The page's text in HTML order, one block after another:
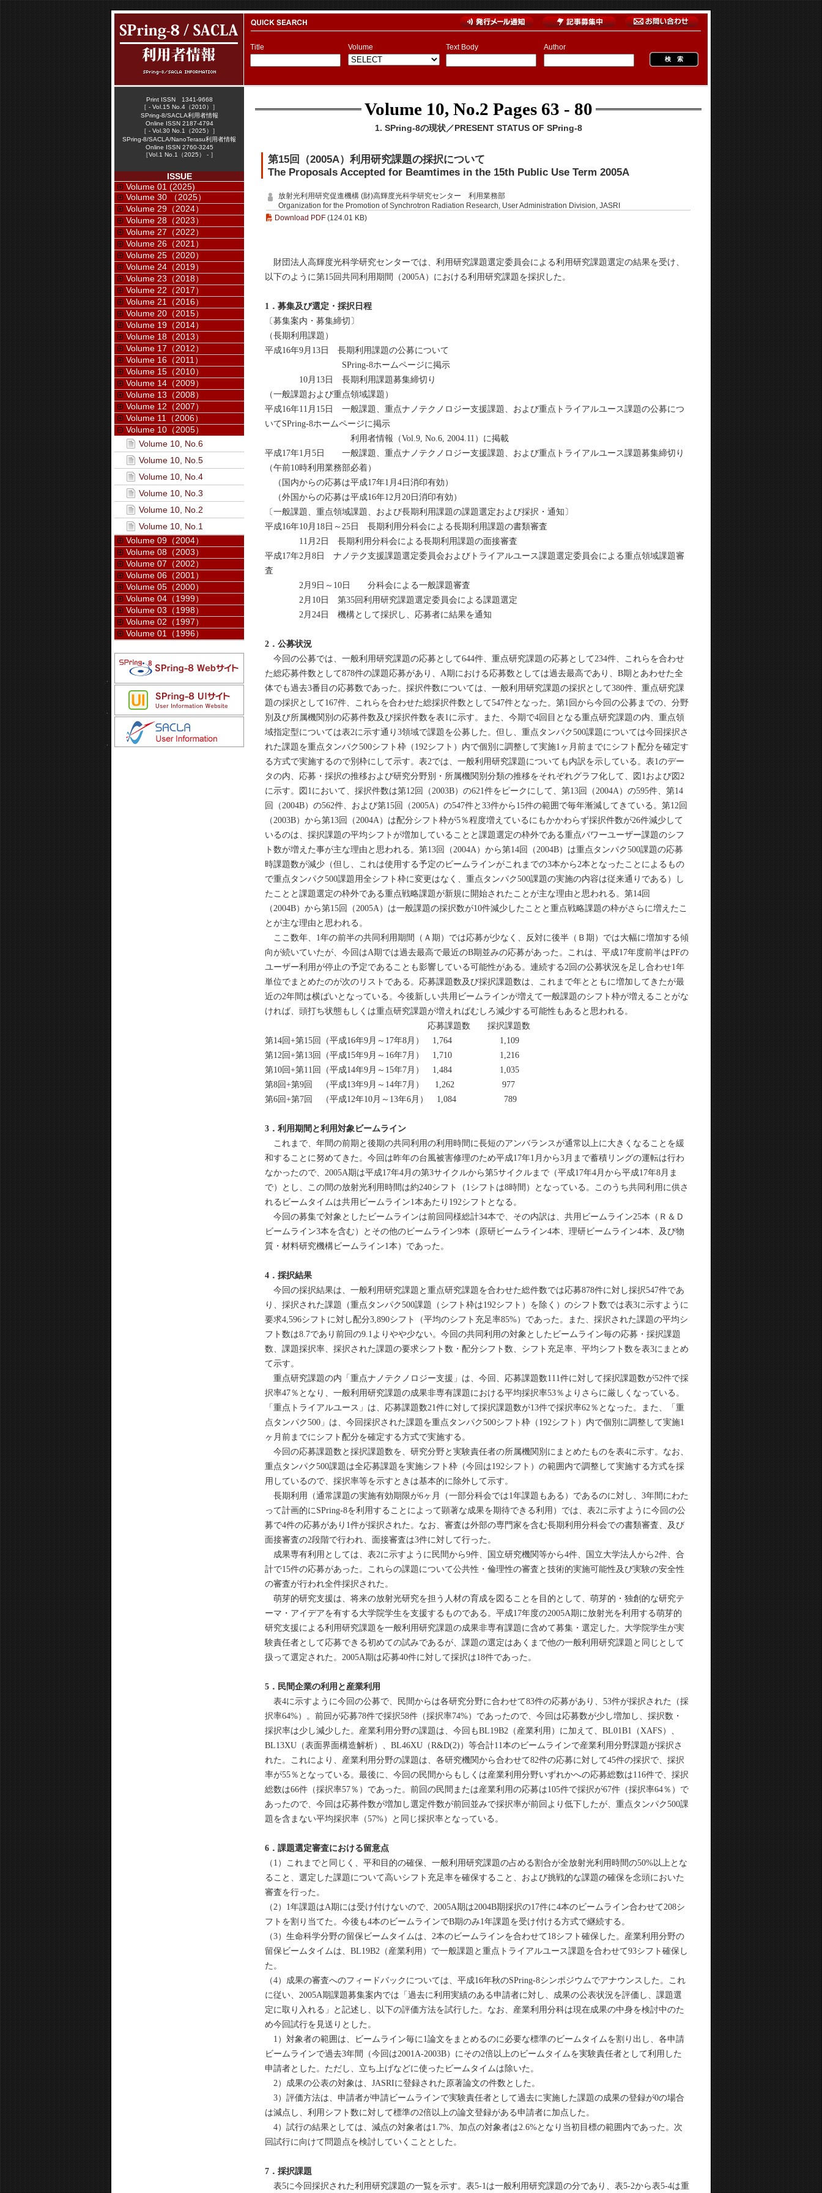
Title Volume Text Body Author
Volume 10, No.2 Pages 63 - 80
1. SPring-8の現状／PRESENT STATUS OF SPring-8
第15回（2005A）利用研究課題の採択について
The Proposals Accepted for Beamtimes in the 15th Public Use Term 2005A
放射光利用研究促進機構 (財)高輝度光科学研究センター 利用業務部
Organization for the Promotion of Synchrotron Radiation Research, User Administration Division, JASRI
Download PDF (124.01 KB)
財団法人高輝度光科学研究センターでは、利用研究課題選定委員会による利用研究課題選定の結果を受け、
以下のように第15回共同利用期間（2005A）における利用研究課題を採択した。
1．募集及び選定・採択日程
〔募集案内・募集締切〕
（長期利用課題）
平成16年9月13日 長期利用課題の公募について
SPring-8ホームページに掲示
10月13日 長期利用課題募集締切り
（一般課題および重点領域課題）
平成16年11月15日 一般課題、重点ナノテクノロジー支援課題、および重点トライアルユース課題の公募につ
いてSPring-8ホームページに掲示
利用者情報（Vol.9, No.6, 2004.11）に掲載
平成17年1月5日 一般課題、重点ナノテクノロジー支援課題、および重点トライアルユース課題募集締切り
（午前10時利用業務部必着）
（国内からの応募は平成17年1月4日消印有効）
（外国からの応募は平成16年12月20日消印有効）
〔一般課題、重点領域課題、および長期利用課題の課題選定および採択・通知〕
平成16年10月18日～25日 長期利用分科会による長期利用課題の書類審査
11月2日 長期利用分科会による長期利用課題の面接審査
平成17年2月8日 ナノテク支援課題選定委員会およびトライアルユース課題選定委員会による重点領域課題審
査
2月9日～10日 分科会による一般課題審査
2月10日 第35回利用研究課題選定委員会による課題選定
2月24日 機構として採択し、応募者に結果を通知
2．公募状況
今回の公募では、一般利用研究課題の応募として644件、重点研究課題の応募として234件、これらを合わせ
た総応募件数として878件の課題応募があり、A期における応募数としては過去最高であり、B期とあわせた全
体でも過去3番目の応募数であった。採択件数については、一般利用研究課題の採択として380件、重点研究課
題の採択として167件、これらを合わせた総採択件数として547件となった。第1回から今回の公募までの、分野
別及び所属機関別の応募件数及び採択件数を表1に示す。また、今期で4回目となる重点研究課題の内、重点領
域指定型については表2に示す通り3領域で課題を公募した。但し、重点タンパク500課題については今回採択さ
れた課題を重点タンパク500シフト枠（192シフト）内で個別に調整して実施1ヶ月前までにシフト配分を確定す
る方式で実施するので別枠にして示す。表2では、一般利用研究課題についても内訳を示している。表1のデー
タの内、応募・採択の推移および研究分野別・所属機関別分類の推移をそれぞれグラフ化して、図1および図2
に示す。図1において、採択件数は第12回（2003B）の621件をピークにして、第13回（2004A）の595件、第14
回（2004B）の562件、および第15回（2005A）の547件と33件から15件の範囲で毎年漸減してきている。第12回
（2003B）から第13回（2004A）は配分シフト枠が5％程度増えているにもかかわらず採択件数が26件減少して
いるのは、採択課題の平均シフトが増加していることと課題選定の枠外である重点パワーユーザー課題のシフ
ト数が増えた事が主な理由と思われる。第13回（2004A）から第14回（2004B）は重点タンパク500課題の応募
時課題数が減少（但し、これは使用する予定のビームラインがこれまでの3本から2本となったことによるもの
で重点タンパク500課題用全シフト枠に変更はなく、重点タンパク500課題の実施の内容は従来通りである）し
たことと課題選定の枠外である重点戦略課題が新規に開始されたことが主な理由と思われる。第14回
（2004B）から第15回（2005A）は一般課題の採択数が10件減少したことと重点戦略課題の枠がさらに増えたこ
とが主な理由と思われる。
ここ数年、1年の前半の共同利用期間（Ａ期）では応募が少なく、反対に後半（Ｂ期）では大幅に増加する傾
向が続いていたが、今回はA期では過去最高で最近のB期並みの応募があった。これは、平成17年度前半はPFの
ユーザー利用が停止の予定であることも影響している可能性がある。連続する2回の公募状況を足し合わせ1年
単位でまとめたのが次のリストである。応募課題数及び採択課題数は、これまで年とともに増加してきたが最
近の2年間は横ばいとなっている。今後新しい共用ビームラインが増えて一般課題のシフト枠が増えることがな
ければ、頭打ち状態もしくは重点研究課題が増えればむしろ減少する可能性もあると思われる。
応募課題数 採択課題数
第14回+第15回（平成16年9月～17年8月） 1,764 1,109
第12回+第13回（平成15年9月～16年7月） 1,710 1,216
第10回+第11回（平成14年9月～15年7月） 1,484 1,035
第8回+第9回 （平成13年9月～14年7月） 1,262 977
第6回+第7回 （平成12年10月～13年6月） 1,084 789
3．利用期間と利用対象ビームライン
これまで、年間の前期と後期の共同利用の利用時間に長短のアンバランスが通常以上に大きくなることを緩
和することに努めてきた。今回は昨年の台風被害修理のため平成17年1月から3月まで蓄積リングの運転は行わ
なかったので、2005A期は平成17年4月の第3サイクルから第5サイクルまで（平成17年4月から平成17年8月ま
で）とし、この間の放射光利用時間は約240シフト（1シフトは8時間）となっている。このうち共同利用に供さ
れるビームタイムは共用ビームライン1本あたり192シフトとなる。
今回の募集で対象としたビームラインは前回同様総計34本で、その内訳は、共用ビームライン25本（Ｒ＆Ｄ
ビームライン3本を含む）とその他のビームライン9本（原研ビームライン4本、理研ビームライン4本、及び物
質・材料研究機構ビームライン1本）であった。
4．採択結果
今回の採択結果は、一般利用研究課題と重点研究課題を合わせた総件数では応募878件に対し採択547件であ
り、採択された課題（重点タンパク500課題（シフト枠は192シフト）を除く）のシフト数では表3に示すように
要求4,596シフトに対し配分3,890シフト（平均のシフト充足率85%）であった。また、採択された課題の平均シ
フト数は8.7であり前回の9.1よりやや少ない。今回の共同利用の対象としたビームライン毎の応募・採択課題
数、課題採択率、採択された課題の要求シフト数・配分シフト数、シフト充足率、平均シフト数を表3にまとめ
て示す。
重点研究課題の内「重点ナノテクノロジー支援」は、今回、応募課題数111件に対して採択課題数が52件で採
択率47％となり、一般利用研究課題の成果非専有課題における平均採択率53％よりさらに厳しくなっている。
「重点トライアルユース」は、応募課題数21件に対して採択課題数が13件で採択率62％となった。また、「重
点タンパク500」は、今回採択された課題を重点タンパク500シフト枠（192シフト）内で個別に調整して実施1
ヶ月前までにシフト配分を確定する方式で実施する。
今回の応募課題数と採択課題数を、研究分野と実験責任者の所属機関別にまとめたものを表4に示す。なお、
重点タンパク500課題は全応募課題を実施シフト枠（今回は192シフト）の範囲内で調整して実施する方式を採
用しているので、採択率等を示すときは基本的に除外して示す。
長期利用（通常課題の実施有効期限が6ヶ月（一部分科会では1年課題もある）であるのに対し、3年間にわた
って計画的にSPring-8を利用することによって顕著な成果を期待できる利用）では、表2に示すように今回の公
募で4件の応募があり1件が採択された。なお、審査は外部の専門家を含む長期利用分科会での書類審査、及び
面接審査の2段階で行われ、面接審査は3件に対して行った。
成果専有利用としては、表2に示すように民間から9件、国立研究機関等から4件、国立大学法人から2件、合
計で15件の応募があった。これらの課題について公共性・倫理性の審査と技術的実施可能性及び実験の安全性
の審査が行われ全件採択された。
萌芽的研究支援は、将来の放射光研究を担う人材の育成を図ることを目的として、萌芽的・独創的な研究テ
ーマ・アイデアを有する大学院学生を支援するものである。平成17年度の2005A期に放射光を利用する萌芽的
研究支援による利用研究課題を一般利用研究課題の成果非専有課題に含めて募集・選定した。大学院学生が実
験責任者として応募できる初めての試みであるが、課題の選定はあくまで他の一般利用研究課題と同じとして
扱って選定された。2005A期は応募40件に対して採択は18件であった。
5．民間企業の利用と産業利用
表4に示すように今回の公募で、民間からは各研究分野に合わせて83件の応募があり、53件が採択された（採
択率64%）。前回が応募78件で採択58件（採択率74%）であったので、今回は応募数が少し増加し、採択数・
採択率は少し減少した。産業利用分野の課題は、今回もBL19B2（産業利用）に加えて、BL01B1（XAFS）、
BL13XU（表面界面構造解析）、BL46XU（R&D(2)）等合計11本のビームラインで産業利用分野課題が採択さ
れた。これにより、産業利用分野の課題は、各研究機関から合わせて82件の応募に対して45件の採択で、採択
率が55％となっている。最後に、今回の民間からもしくは産業利用分野いずれかへの応募総数は116件で、採択
総数は66件（採択率57％）であった。前回の民間または産業利用の応募は105件で採択が67件（採択率64％）で
あったので、今回は応募件数が増加し選定件数が前回並みで採択率が前回より低下したが、重点タンパク500課
題を含まない平均採択率（57%）と同じ採択率となっている。
6．課題選定審査における留意点
（1）これまでと同じく、平和目的の確保、一般利用研究課題の占める割合が全放射光利用時間の50%以上とな
ること、選定した課題について高いシフト充足率を確保すること、および挑戦的な課題の確保を念頭においた
審査を行った。
（2）1年課題はA期には受け付けないので、2005A期は2004B期採択の17件に4本のビームライン合わせて208シ
フトを割り当てた。今後も4本のビームラインでB期のみ1年課題を受け付ける方式で継続する。
（3）生命科学分野の留保ビームタイムは、2本のビームラインを合わせて18シフト確保した。産業利用分野の
留保ビームタイムは、BL19B2（産業利用）で一般課題と重点トライアルユース課題を合わせて93シフト確保し
た。
（4）成果の審査へのフィードバックについては、平成16年秋のSPring-8シンポジウムでアナウンスした。これ
に従い、2005A期課題募集案内では「過去に利用実績のある申請者に対し、成果の公表状況を評価し、課題選
定に取り入れる」と記述し、以下の評価方法を試行した。なお、産業利用分科は現在成果の中身を検討中のた
め今回試行を見送りとした。
1）対象者の範囲は、ビームライン毎に1論文をまとめるのに必要な標準のビームタイムを割り出し、各申請
ビームラインで過去3年間（今回は2001A-2003B）にその2倍以上のビームタイムを実験責任者として利用した
申請者とした。ただし、立ち上げなどに使ったビームタイムは除いた。
2）成果の公表の対象は、JASRIに登録された原著論文の件数とした。
3）評価方法は、申請者が申請ビームラインで実験責任者として過去に実施した課題の成果の登録が0の場合
は減点し、利用シフト数に対して標準の2倍以上の論文登録がある申請者に加点した。
4）試行の結果としては、減点の対象者は1.7%、加点の対象者は2.6%となり当初目標の範囲内であった。次
回試行に向けて問題点を検討していくこととした。
7．採択課題
表5に今回採択された利用研究課題の一覧を示す。表5-1は一般利用研究課題の分であり、表5-2から表5-4は重
Print ISSN 1341-9668
［ - Vol.15 No.4（2010）］
SPring-8/SACLA利用者情報
Online ISSN 2187-4794
［ - Vol.30 No.1（2025）］
SPring-8/SACLA/NanoTerasu利用者情報
Online ISSN 2760-3245
［Vol.1 No.1（2025） - ］
ISSUE
Volume 01 (2025)
Volume 30 （2025）
Volume 29（2024）
Volume 28（2023）
Volume 27（2022）
Volume 26（2021）
Volume 25（2020）
Volume 24（2019）
Volume 23（2018）
Volume 22（2017）
Volume 21（2016）
Volume 20（2015）
Volume 19（2014）
Volume 18（2013）
Volume 17（2012）
Volume 16（2011）
Volume 15（2010）
Volume 14（2009）
Volume 13（2008）
Volume 12（2007）
Volume 11（2006）
Volume 10（2005）
Volume 10, No.6
Volume 10, No.5
Volume 10, No.4
Volume 10, No.3
Volume 10, No.2
Volume 10, No.1
Volume 09（2004）
Volume 08（2003）
Volume 07（2002）
Volume 06（2001）
Volume 05（2000）
Volume 04（1999）
Volume 03（1998）
Volume 02（1997）
Volume 01（1996）